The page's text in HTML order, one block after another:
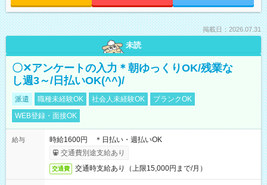
掲載日：2026.07.31
未読
〇✕アンケートの入力＊朝ゆっくりOK/残業な
し週3～/日払いOK(^^)/
派遣 職種未経験OK 社会人未経験OK
ブランクOK
WEB登録・面接OK
給与
時給1600円 ＊日払い・週払いOK
交通費別途支給あり
交通費 交通時支給あり（上限15,000円まで/月）